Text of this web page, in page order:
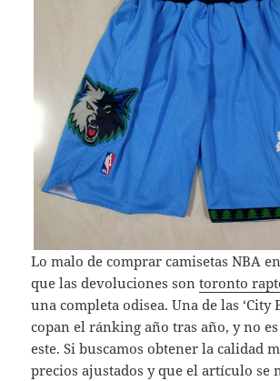
Lo malo de comprar camisetas NBA
que las devoluciones sontoronto
una completa odisea. Una de las ‘City
copan el ránking año tras año, y no
este. Si buscamos obtener la calidad
precios ajustados y que el artículo se